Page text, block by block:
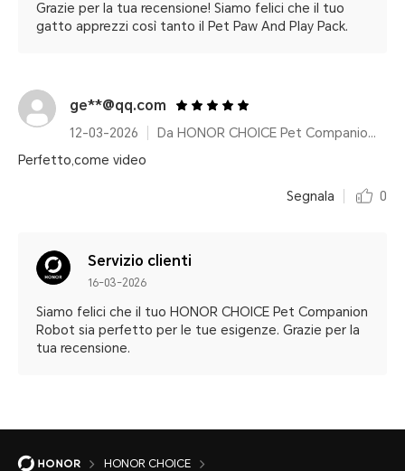
Grazie per la tua recensione! Siamo felici che il tuo
gatto apprezzi così tanto il Pet Paw And Play Pack.
ge**@qq.com
12-03-2026
Da HONOR CHOICE Pet Companion Robot
Perfetto,come video
Segnala 0
Servizio clienti
16-03-2026
Siamo felici che il tuo HONOR CHOICE Pet Companion
Robot sia perfetto per le tue esigenze. Grazie per la
tua recensione.
HONOR CHOICE